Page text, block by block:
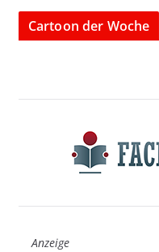
Cartoon der Woche
Anzeige